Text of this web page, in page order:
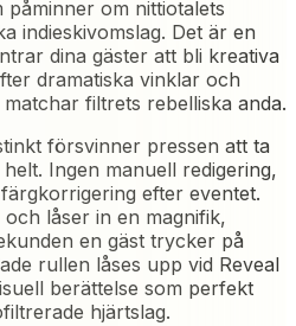
om nittiotalets
indieskivomslag. Det är en
dina gäster att bli kreativa
dramatiska vinklar och
filtrets rebelliska anda.
försvinner pressen att ta
Ingen manuell redigering,
efter eventet.
låser in en magnifik,
en gäst trycker på
rullen låses upp vid Reveal
berättelse som perfekt
hjärtslag.